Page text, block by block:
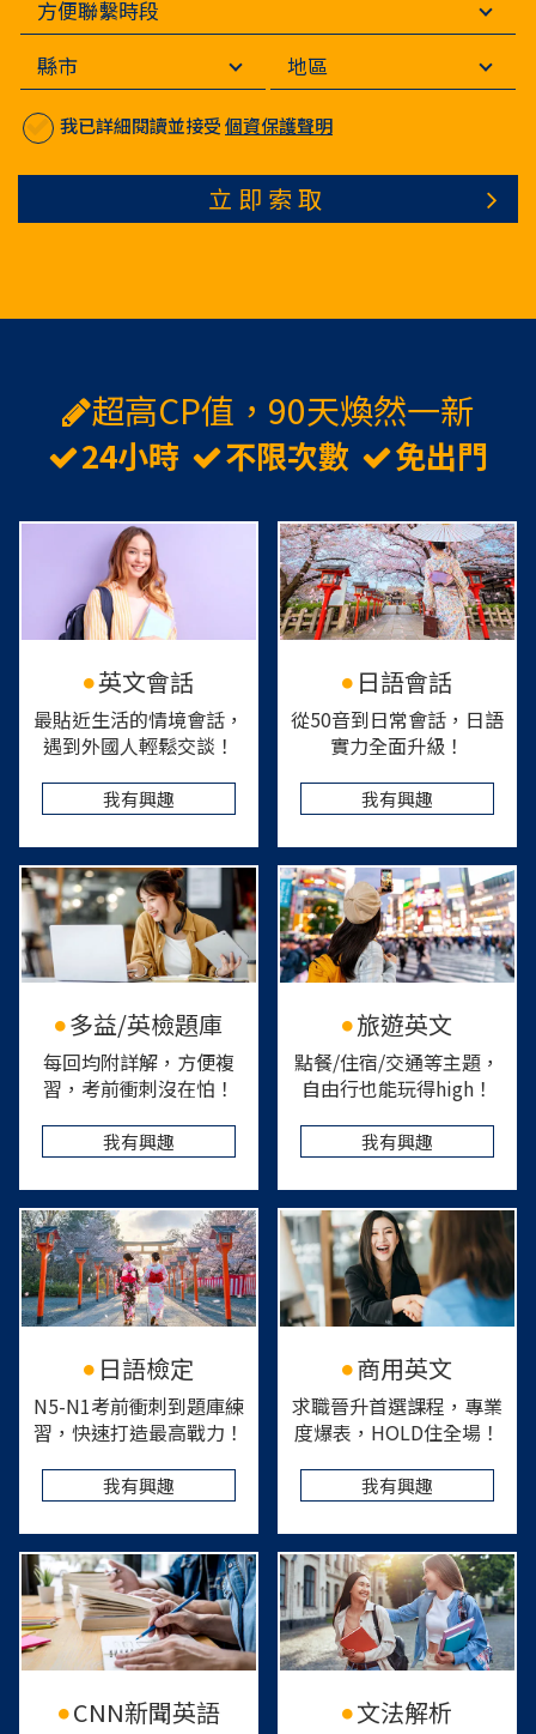
我已詳細閱讀並接受個資保護聲明
立即索取
超高CP值，90天煥然一新
24小時 不限次數 免出門
英文會話
最貼近生活的情境會話，
遇到外國人輕鬆交談！
我有興趣
日語會話
從50音到日常會話，日語
實力全面升級！
我有興趣
多益/英檢題庫
每回均附詳解，方便複
習，考前衝刺沒在怕！
我有興趣
旅遊英文
點餐/住宿/交通等主題，
自由行也能玩得high！
我有興趣
日語檢定
N5-N1考前衝刺到題庫練
習，快速打造最高戰力！
我有興趣
商用英文
求職晉升首選課程，專業
度爆表，HOLD住全場！
我有興趣
CNN新聞英語 文法解析